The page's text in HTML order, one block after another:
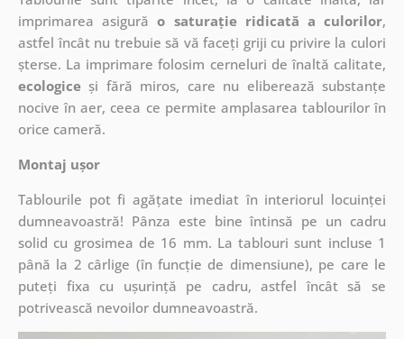
imprimarea asigurăo saturație ridicată a culorilor,
astfel încât nu trebuie să vă faceți griji cu privire la culori
șterse. La imprimare folosim cerneluri de înaltă calitate,
ecologiceși fără miros, care nu eliberează substanțe
nocive în aer, ceea ce permite amplasarea tablourilor în
orice cameră.
Montaj ușor
Tablourile pot fi agățate imediat în interiorul locuinței
dumneavoastră! Pânza este bine întinsă pe un cadru
solid cu grosimea de 16 mm. La tablouri sunt incluse 1
până la 2 cârlige (în funcție de dimensiune), pe care le
puteți fixa cu ușurință pe cadru, astfel încât să se
potrivească nevoilor dumneavoastră.